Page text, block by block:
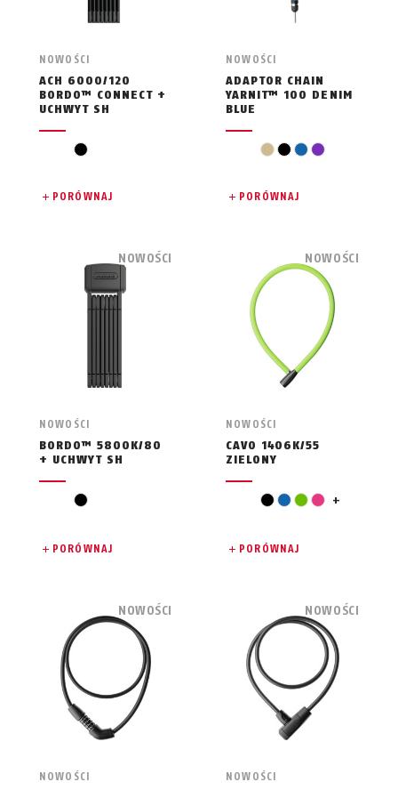
NOWOŚCI
ACH 6000/120
BORDO™ CONNECT +
UCHWYT SH
czarny
PORÓWNAJ
NOWOŚCI
ADAPTOR CHAIN
YARNIT™ 100 DENIM
BLUE
beżczarny
niebieski
fiolet
PORÓWNAJ
NOWOŚCI
BORDO™ 5800K/80
+ UCHWYT SH
czarny
PORÓWNAJ
NOWOŚCI
NOWOŚCI
CAVO 1406K/55
ZIELONY
czarny
niebieski
zielony
różowy
czerwony +
PORÓWNAJ
NOWOŚCI
NOWOŚCI
NOWOŚCI
NOWOŚCI
NOWOŚCI